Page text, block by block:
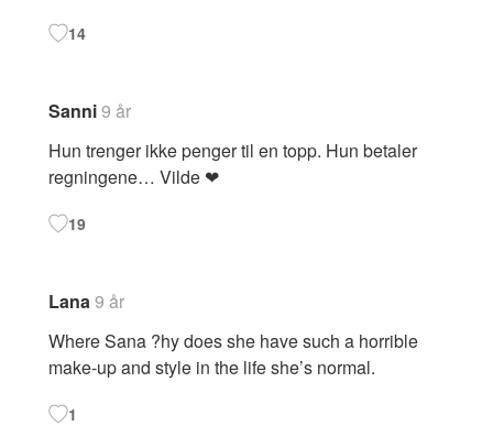
14
Sanni9 år
Hun trenger ikke penger til en topp. Hun betaler
regningene… Vilde ❤
19
Lana9 år
Where Sana ?hy does she have such a horrible
make-up and style in the life she’s normal.
1